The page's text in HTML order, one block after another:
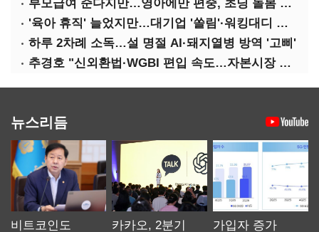
부모급여 준다지만…영아에만 편중, 초딩 돌봄 절실
'육아 휴직' 늘었지만…대기업 '쏠림'·워킹대디 여전히 '저조'
하루 2차례 소독…설 명절 AI·돼지열병 방역 '고삐'
추경호 "신외환법·WGBI 편입 속도…자본시장 투자환경 개선"
뉴스리듬
비트코인도
카카오, 2분기
가입자 증가